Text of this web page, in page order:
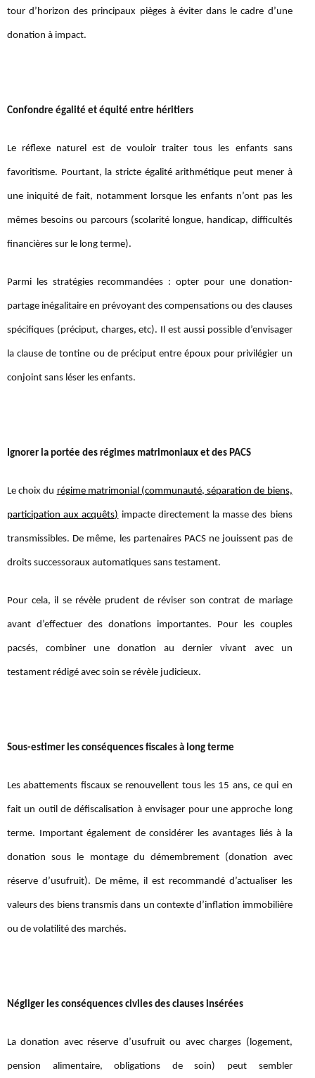
tour d’horizon des principaux pièges à éviter dans le cadre d’une
donation à impact.
Confondre égalité et équité entre héritiers
Le réflexe naturel est de vouloir traiter tous les enfants sans
favoritisme. Pourtant, la stricte égalité arithmétique peut mener à
une iniquité de fait, notamment lorsque les enfants n’ont pas les
mêmes besoins ou parcours (scolarité longue, handicap, difficultés
financières sur le long terme).
Parmi les stratégies recommandées : opter pour une donation-
partage inégalitaire en prévoyant des compensations ou des clauses
spécifiques (préciput, charges, etc). Il est aussi possible d’envisager
la clause de tontine ou de préciput entre époux pour privilégier un
conjoint sans léser les enfants.
Ignorer la portée des régimes matrimoniaux et des PACS
Le choix du régime matrimonial (communauté, séparation de biens,
participation aux acquêts) impacte directement la masse des biens
transmissibles. De même, les partenaires PACS ne jouissent pas de
droits successoraux automatiques sans testament.
Pour cela, il se révèle prudent de réviser son contrat de mariage
avant d’effectuer des donations importantes. Pour les couples
pacsés, combiner une donation au dernier vivant avec un
testament rédigé avec soin se révèle judicieux.
Sous-estimer les conséquences fiscales à long terme
Les abattements fiscaux se renouvellent tous les 15 ans, ce qui en
fait un outil de défiscalisation à envisager pour une approche long
terme. Important également de considérer les avantages liés à la
donation sous le montage du démembrement (donation avec
réserve d’usufruit). De même, il est recommandé d’actualiser les
valeurs des biens transmis dans un contexte d’inflation immobilière
ou de volatilité des marchés.
Négliger les conséquences civiles des clauses insérées
La donation avec réserve d’usufruit ou avec charges (logement,
pension alimentaire, obligations de soin) peut sembler